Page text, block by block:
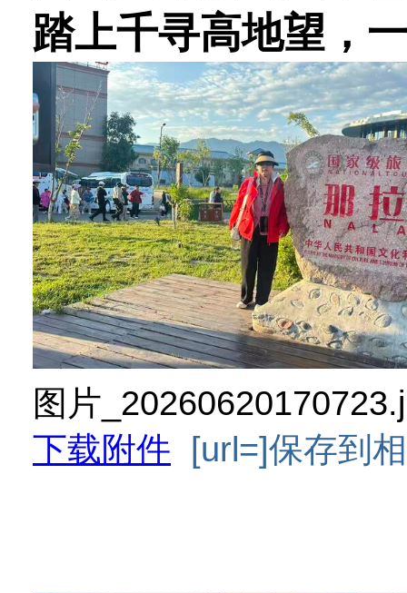
踏上千寻高地望，
图片
下载附件 [url=]保存到